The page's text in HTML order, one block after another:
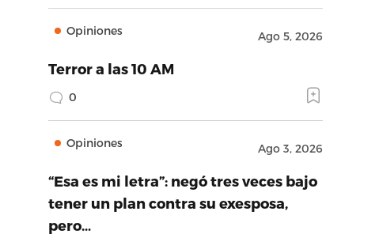
Opiniones Ago 5, 2026
Terror a las 10 AM
0
Opiniones Ago 3, 2026
“Esa es mi letra”: negó tres veces bajo
tener un plan contra su exesposa,
pero…